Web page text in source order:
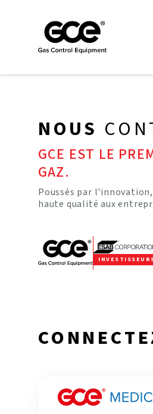
NOUS
GCE EST LE
GAZ.
Poussés par
haute qualité aux